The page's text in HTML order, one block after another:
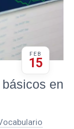
FEB
15
en